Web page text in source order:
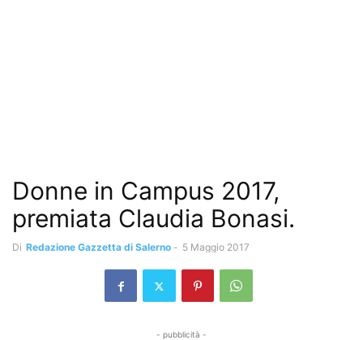
Donne in Campus 2017,
premiata Claudia Bonasi.
Di Redazione Gazzetta di Salerno - 5 Maggio 2017
- pubblicità -